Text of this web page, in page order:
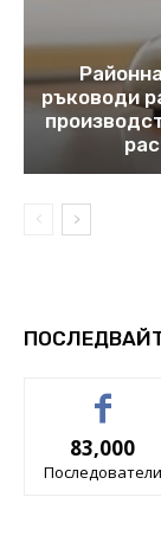
ръководи
83,000
Последователи